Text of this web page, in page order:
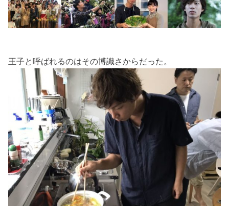
王子と呼ばれるのはその博識さからだった。